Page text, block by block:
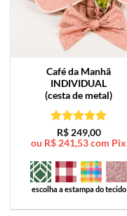
Café da Manhã
INDIVIDUAL
(cesta de metal)
Avaliação5
de 5
R$249,00
ou R$ 241,53com Pix
escolha a estampa do tecido